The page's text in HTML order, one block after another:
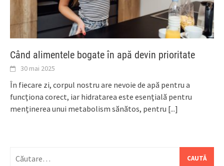
Când alimentele bogate în apă devin prioritate
30 mai 2025
În fiecare zi, corpul nostru are nevoie de apă pentru a
funcționa corect, iar hidratarea este esențială pentru
menținerea unui metabolism sănătos, pentru [...]